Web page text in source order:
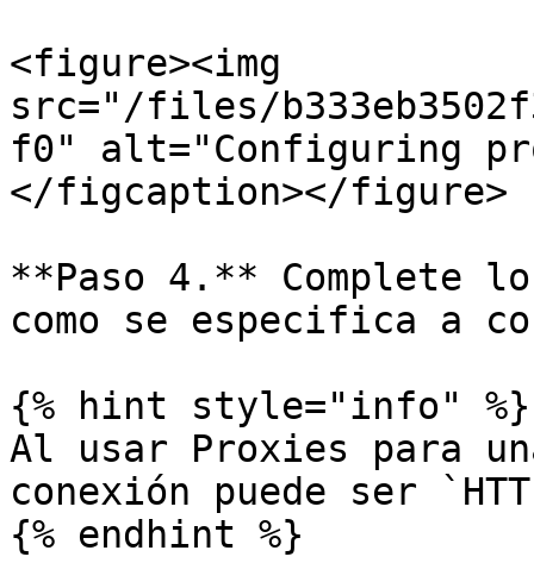
<figure><img
src="/files/
f0" alt="Configuring
</figcaption></figure>
**Paso 4.** Complete
como se especifica a
{% hint style="info" %}
Al usar Proxies para
conexión puede ser
{% endhint %}